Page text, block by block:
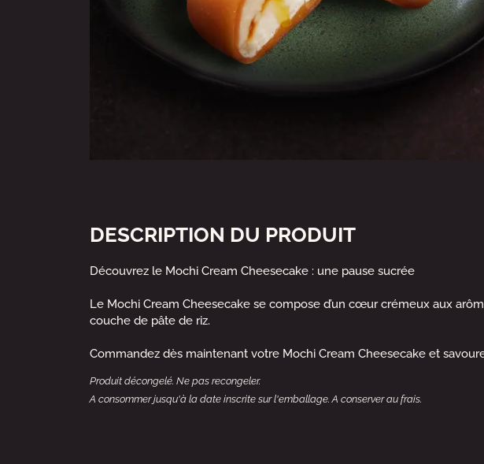
DESCRIPTION DU PRODUIT
Découvrez le Mochi Cream Cheesecake : une pause sucrée
Le Mochi Cream Cheesecake se compose d’un cœur crémeux aux
couche de pâte de riz.
Commandez dès maintenant votre Mochi Cream Cheesecake et
Produit décongelé. Ne pas recongeler.
A consommer jusqu'à la date inscrite sur l'emballage. A conserver au frais.